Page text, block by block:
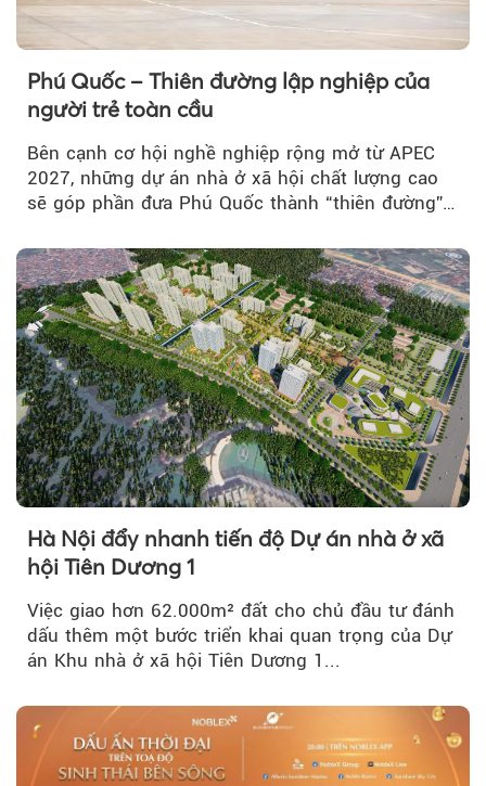
Phú Quốc – Thiên đường lập nghiệp của
người trẻ toàn cầu
Bên cạnh cơ hội nghề nghiệp rộng mở từ APEC
2027, những dự án nhà ở xã hội chất lượng cao
sẽ góp phần đưa Phú Quốc thành “thiên đường”
Hà Nội đẩy nhanh tiến độ Dự án nhà ở xã
hội Tiên Dương 1
Việc giao hơn 62.000m² đất cho chủ đầu tư đánh
dấu thêm một bước triển khai quan trọng của Dự
án Khu nhà ở xã hội Tiên Dương 1...